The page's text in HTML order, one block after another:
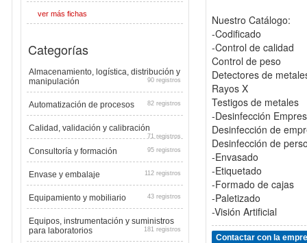
ver más fichas
Categorías
Almacenamiento, logística, distribución y
manipulación
90 registros
Automatización de procesos 82 registros
Calidad, validación y calibración
71 registros
Consultoría y formación 95 registros
Envase y embalaje 112 registros
Equipamiento y mobiliario 43 registros
Equipos, instrumentación y suministros
para laboratorios
181 registros
Nuestro Catálogo:
-Codificado
-Control de calidad
Control de peso
Detectores de
Rayos X
Testigos de metales
-Desinfección
Desinfección de
Desinfección de
-Envasado
-Etiquetado
-Formado de cajas
-Paletizado
-Visión Artificial
Contactar con la